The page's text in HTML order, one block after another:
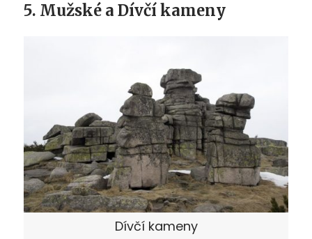
5. Mužské a Dívčí kameny
Dívčí kameny